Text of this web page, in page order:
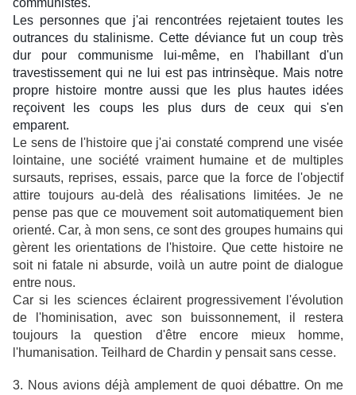
communistes.
Les personnes que j'ai rencontrées rejetaient toutes les
outrances du stalinisme. Cette déviance fut un coup très
dur pour communisme lui-même, en l'habillant d'un
travestissement qui ne lui est pas intrinsèque. Mais notre
propre histoire montre aussi que les plus hautes idées
reçoivent les coups les plus durs de ceux qui s'en
emparent.
Le sens de l'histoire que j'ai constaté comprend une visée
lointaine, une société vraiment humaine et de multiples
sursauts, reprises, essais, parce que la force de l'objectif
attire toujours au-delà des réalisations limitées. Je ne
pense pas que ce mouvement soit automatiquement bien
orienté. Car, à mon sens, ce sont des groupes humains qui
gèrent les orientations de l'histoire. Que cette histoire ne
soit ni fatale ni absurde, voilà un autre point de dialogue
entre nous.
Car si les sciences éclairent progressivement l'évolution
de l'hominisation, avec son buissonnement, il restera
toujours la question d'être encore mieux homme,
l'humanisation. Teilhard de Chardin y pensait sans cesse.
3. Nous avions déjà amplement de quoi débattre. On me